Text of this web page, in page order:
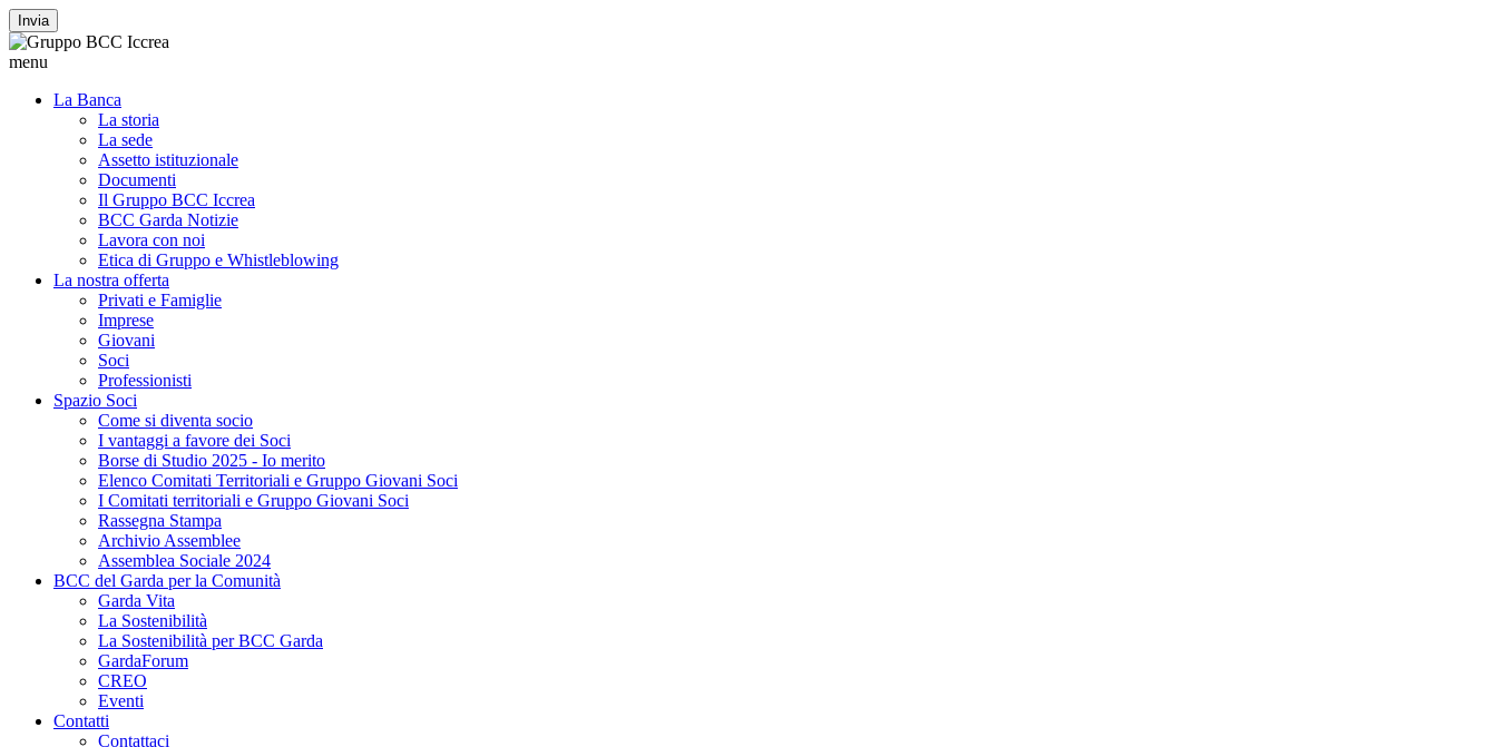
Invia
menu
La Banca
La storia
La sede
Assetto istituzionale
Documenti
Il Gruppo BCC Iccrea
BCC Garda Notizie
Lavora con noi
Etica di Gruppo e Whistleblowing
La nostra offerta
Privati e Famiglie
Imprese
Giovani
Soci
Professionisti
Spazio Soci
Come si diventa socio
I vantaggi a favore dei Soci
Borse di Studio 2025 - Io merito
Elenco Comitati Territoriali e Gruppo Giovani Soci
I Comitati territoriali e Gruppo Giovani Soci
Rassegna Stampa
Archivio Assemblee
Assemblea Sociale 2024
BCC del Garda per la Comunità
Garda Vita
La Sostenibilità
La Sostenibilità per BCC Garda
GardaForum
CREO
Eventi
Contatti
Contattaci